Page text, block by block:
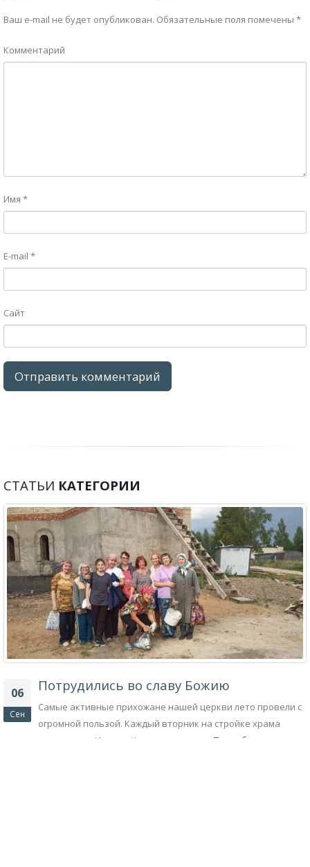
Ваш e-mail не будет опубликован. Обязательные поля помечены *
Комментарий
Имя *
E-mail *
Сайт
СТАТЬИ КАТЕГОРИИ
06
Сен
Потрудились во славу Божию
Самые активные прихожане нашей церкви лето провели с
огромной пользой. Каждый вторник на стройке храма
святого праведного Иоанна Кронштадтского... Подробнее